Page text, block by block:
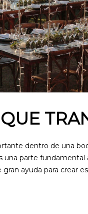
dentro de una
una parte
ayuda para crear